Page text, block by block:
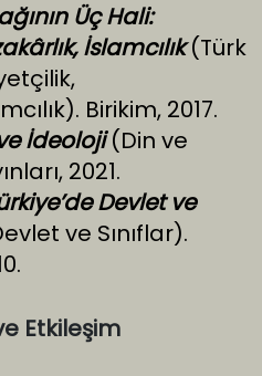
Üç Hali:
İslamcılık(Türk
Birikim, 2017.
İdeoloji(Din ve
2021.
Devlet ve
ve Sınıflar).
Etkileşim